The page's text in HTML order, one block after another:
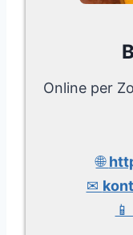
Online per
🌐
✉
📱